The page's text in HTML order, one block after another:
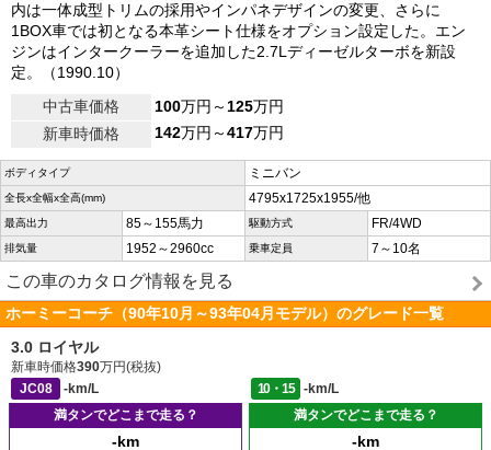
内は一体成型トリムの採用やインパネデザインの変更、さらに
1BOX車では初となる本革シート仕様をオプション設定した。エン
ジンはインタークーラーを追加した2.7Lディーゼルターボを新設
定。（1990.10）
中古車価格
100万円～125万円
新車時価格
142万円～417万円
ボディタイプ ミニバン
全長x全幅x全高(mm) 4795x1725x1955/他
最高出力 85～155馬力 駆動方式 FR/4WD
排気量 1952～2960cc 乗車定員 7～10名
この車のカタログ情報を見る
ホーミーコーチ（90年10月～93年04月モデル）のグレード一覧
3.0 ロイヤル
新車時価格390万円(税抜)
JC08
-km/L 10・15
-km/L
満タンでどこまで走る？
-km
満タンでどこまで走る？
-km